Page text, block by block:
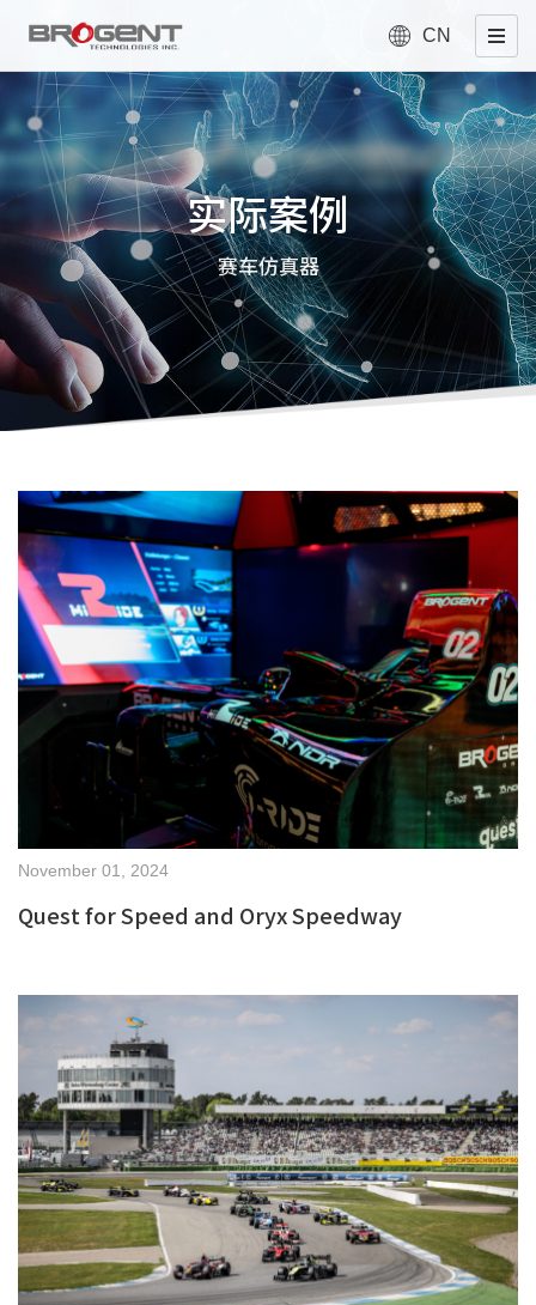
CN
实际案例
赛车仿真器
November 01, 2024
Quest for Speed and Oryx Speedway